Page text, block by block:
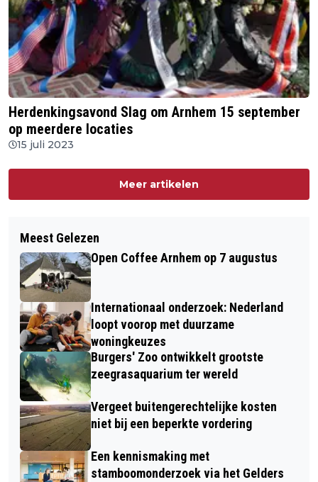
Herdenkingsavond Slag om Arnhem 15 september
op meerdere locaties
15 juli 2023
Meer artikelen
Meest Gelezen
Open Coffee Arnhem op 7 augustus
Internationaal onderzoek: Nederland
loopt voorop met duurzame
woningkeuzes
Burgers' Zoo ontwikkelt grootste
zeegrasaquarium ter wereld
Vergeet buitengerechtelijke kosten
niet bij een beperkte vordering
Een kennismaking met
stamboomonderzoek via het Gelders